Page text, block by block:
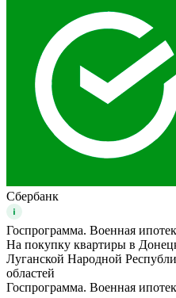
Сбербанк
Госпрограмма. Военная
На покупку квартиры в
Луганской Народной
областей
Госпрограмма. Военная